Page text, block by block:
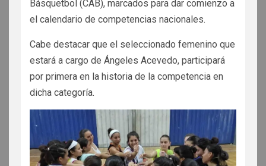
Básquetbol (CAB), marcados para dar comienzo a
el calendario de competencias nacionales.
Cabe destacar que el seleccionado femenino que
estará a cargo de Ángeles Acevedo, participará
por primera en la historia de la competencia en
dicha categoría.